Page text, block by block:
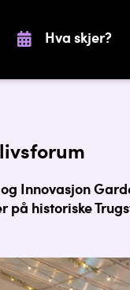
Hva skjer?
Innovasjon
på historiske